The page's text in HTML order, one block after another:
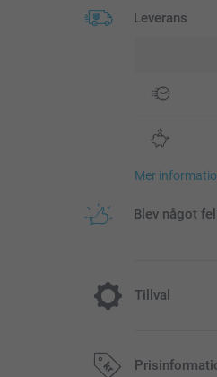
Leverans
Mer
Blev något
Tillval
Kylning för